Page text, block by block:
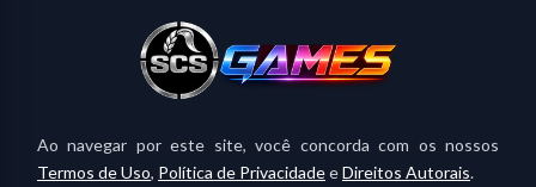
Ao navegar por este site, você concorda com os nossos
Termos de Uso, Política de PrivacidadeeDireitos Autorais.